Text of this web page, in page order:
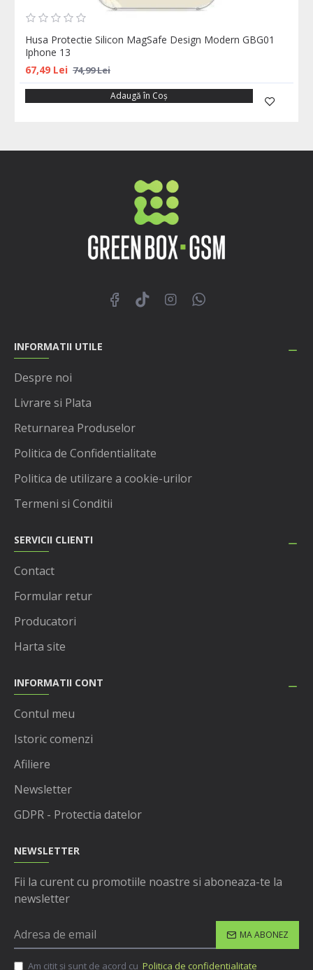
Husa Protectie Silicon MagSafe Design Modern GBG01
Iphone 13
67,49 Lei 74,99 Lei
Adaugă în Coş
INFORMATII UTILE
Despre noi
Livrare si Plata
Returnarea Produselor
Politica de Confidentialitate
Politica de utilizare a cookie-urilor
Termeni si Conditii
SERVICII CLIENTI
Contact
Formular retur
Producatori
Harta site
INFORMATII CONT
Contul meu
Istoric comenzi
Afiliere
Newsletter
GDPR - Protectia datelor
NEWSLETTER
Fii la curent cu promotiile noastre si aboneaza-te la
newsletter
MA ABONEZ
Am citit şi sunt de acord cu Politica de confidentialitate